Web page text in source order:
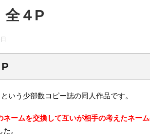
全４P
という少部数コピー誌の同人作品です。
ネームを交換して互いが相手の考えたネー
。